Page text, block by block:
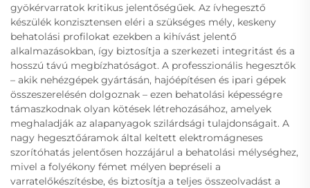
gyökérvarratok kritikus jelentőségűek. Az ívhegesztő
készülék konzisztensen eléri a szükséges mély, keskeny
behatolási profilokat ezekben a kihívást jelentő
alkalmazásokban, így biztosítja a szerkezeti integritást és a
hosszú távú megbízhatóságot. A professzionális hegesztők
– akik nehézgépek gyártásán, hajóépítésen és ipari gépek
összeszerelésén dolgoznak – ezen behatolási képességre
támaszkodnak olyan kötések létrehozásához, amelyek
meghaladják az alapanyagok szilárdsági tulajdonságait. A
nagy hegesztőáramok által keltett elektromágneses
szorítóhatás jelentősen hozzájárul a behatolási mélységhez,
mivel a folyékony fémet mélyen bepréseli a
varratelőkészítésbe, és biztosítja a teljes összeolvadást a